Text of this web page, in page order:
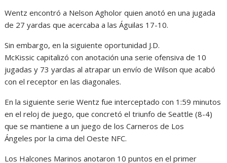
Wentz encontró a Nelson Agholor quien anotó en una jugada
de 27 yardas que acercaba a las Águilas 17-10.
Sin embargo, en la siguiente oportunidad J.D.
McKissic capitalizó con anotación una serie ofensiva de 10
jugadas y 73 yardas al atrapar un envío de Wilson que acabó
con el receptor en las diagonales.
En la siguiente serie Wentz fue interceptado con 1:59 minutos
en el reloj de juego, que concretó el triunfo de Seattle (8-4)
que se mantiene a un juego de los Carneros de Los
Ángeles por la cima del Oeste NFC.
Los Halcones Marinos anotaron 10 puntos en el primer